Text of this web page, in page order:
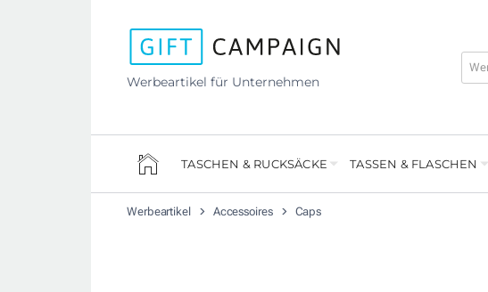
Werbeartikel für Unternehmen
TASCHEN & RUCKSÄCKE TASSEN & FLASCHEN
Werbeartikel Accessoires Caps